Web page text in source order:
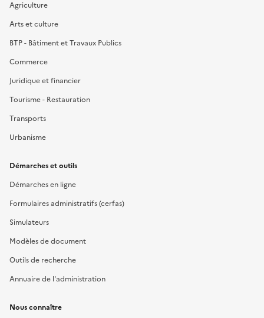
Agriculture
Arts et culture
BTP - Bâtiment et Travaux Publics
Commerce
Juridique et financier
Tourisme - Restauration
Transports
Urbanisme
Démarches et outils
Démarches en ligne
Formulaires administratifs (cerfas)
Simulateurs
Modèles de document
Outils de recherche
Annuaire de l'administration
Nous connaître